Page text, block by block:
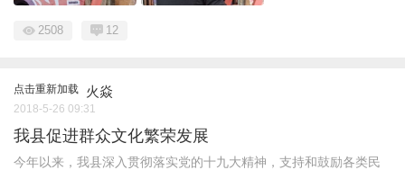
2508 12
点击重新加载 火焱
2018-5-26 09:31
我县促进群众文化繁荣发展
今年以来，我县深入贯彻落实党的十九大精神，支持和鼓励各类民